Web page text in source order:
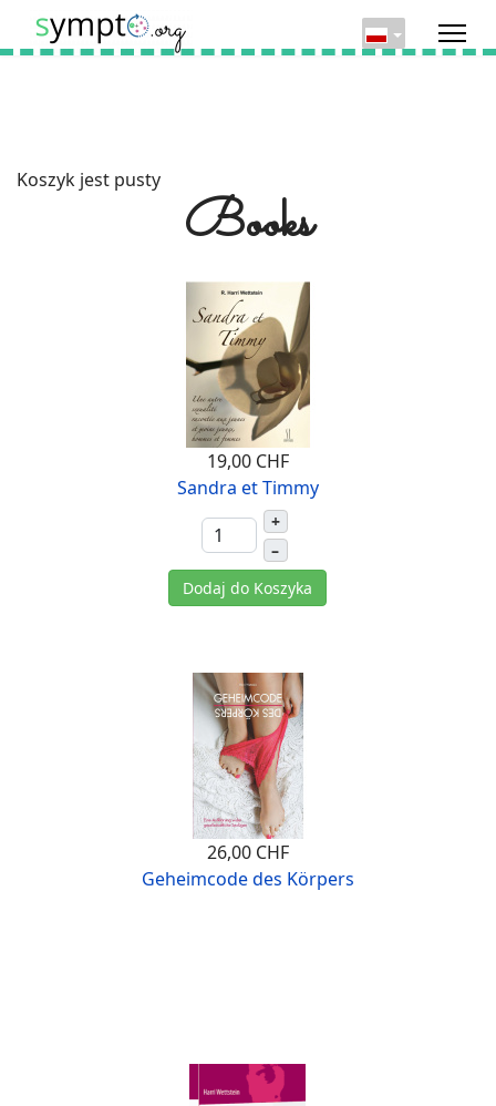
Koszyk jest pusty
Books
19,00 CHF
Sandra et Timmy
+
–
Dodaj do Koszyka
26,00 CHF
Geheimcode des Körpers